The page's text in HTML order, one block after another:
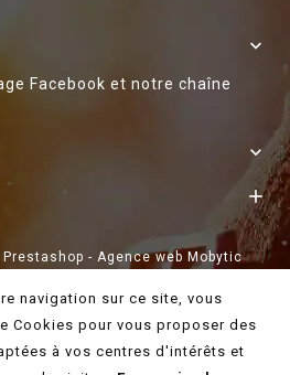

Facebook et notre chaîne


- Agence web Mobytic
navigation sur ce site, vous
Cookies pour vous proposer des
à vos centres d'intérêts et